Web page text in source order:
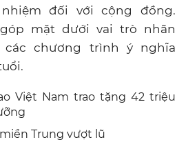
đối với cộng đồng.
mặt dưới vai trò nhãn
chương trình ý nghĩa
Việt Nam trao tặng 42 triệu
Trung vượt lũ